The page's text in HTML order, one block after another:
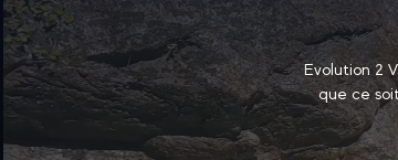
Evolution 2
que ce